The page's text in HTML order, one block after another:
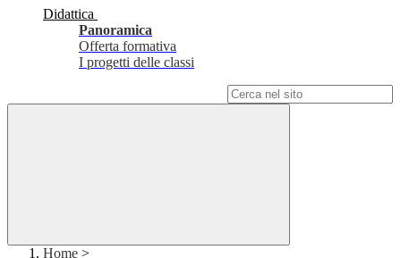
Didattica
Panoramica
Offerta formativa
I progetti delle classi
Home >